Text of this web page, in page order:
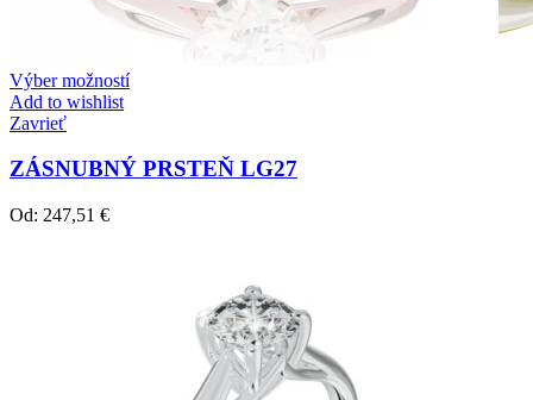
Zásnubné prstne z kolekcie Crown Beauty.
Výber možností
Add to wishlist
Zavrieť
ZÁSNUBNÝ PRSTEŇ LG27
Od: 247,51 €